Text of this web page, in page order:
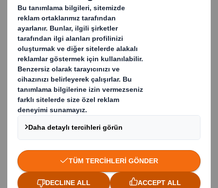
Sorunlu Plastiklerin
Değiştirilmesi
Sürdürülebilir paketleme
çözümlerimizi keşfedin.
DAHA FAZLA BILGI
Bize Ulaşın